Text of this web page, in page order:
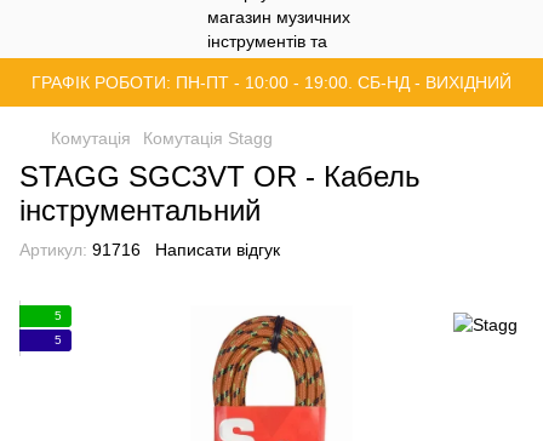
ГРАФІК РОБОТИ: ПН-ПТ - 10:00 - 19:00. СБ-НД - ВИХІДНИЙ
Комутація Комутація Stagg
STAGG SGC3VT OR - Кабель
інструментальний
Артикул: 91716 Написати відгук
5
5